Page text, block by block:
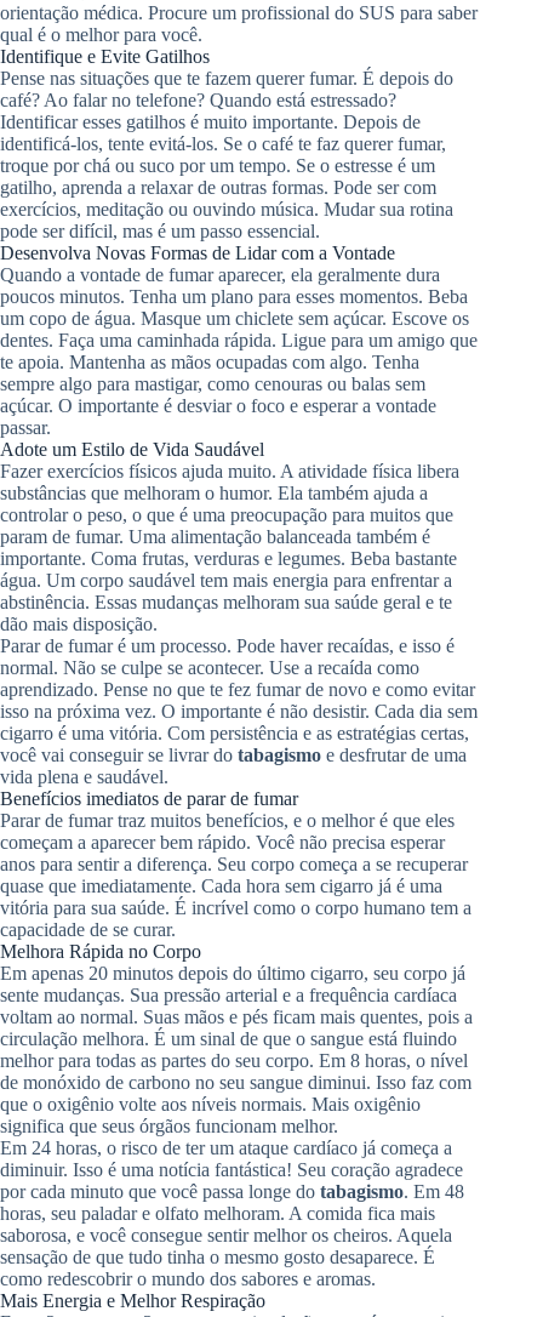
orientação médica. Procure um profissional do SUS para saber
qual é o melhor para você.
Identifique e Evite Gatilhos
Pense nas situações que te fazem querer fumar. É depois do
café? Ao falar no telefone? Quando está estressado?
Identificar esses gatilhos é muito importante. Depois de
identificá-los, tente evitá-los. Se o café te faz querer fumar,
troque por chá ou suco por um tempo. Se o estresse é um
gatilho, aprenda a relaxar de outras formas. Pode ser com
exercícios, meditação ou ouvindo música. Mudar sua rotina
pode ser difícil, mas é um passo essencial.
Desenvolva Novas Formas de Lidar com a Vontade
Quando a vontade de fumar aparecer, ela geralmente dura
poucos minutos. Tenha um plano para esses momentos. Beba
um copo de água. Masque um chiclete sem açúcar. Escove os
dentes. Faça uma caminhada rápida. Ligue para um amigo que
te apoia. Mantenha as mãos ocupadas com algo. Tenha
sempre algo para mastigar, como cenouras ou balas sem
açúcar. O importante é desviar o foco e esperar a vontade
passar.
Adote um Estilo de Vida Saudável
Fazer exercícios físicos ajuda muito. A atividade física libera
substâncias que melhoram o humor. Ela também ajuda a
controlar o peso, o que é uma preocupação para muitos que
param de fumar. Uma alimentação balanceada também é
importante. Coma frutas, verduras e legumes. Beba bastante
água. Um corpo saudável tem mais energia para enfrentar a
abstinência. Essas mudanças melhoram sua saúde geral e te
dão mais disposição.
Parar de fumar é um processo. Pode haver recaídas, e isso é
normal. Não se culpe se acontecer. Use a recaída como
aprendizado. Pense no que te fez fumar de novo e como evitar
isso na próxima vez. O importante é não desistir. Cada dia sem
cigarro é uma vitória. Com persistência e as estratégias certas,
você vai conseguir se livrar do tabagismo e desfrutar de uma
vida plena e saudável.
Benefícios imediatos de parar de fumar
Parar de fumar traz muitos benefícios, e o melhor é que eles
começam a aparecer bem rápido. Você não precisa esperar
anos para sentir a diferença. Seu corpo começa a se recuperar
quase que imediatamente. Cada hora sem cigarro já é uma
vitória para sua saúde. É incrível como o corpo humano tem a
capacidade de se curar.
Melhora Rápida no Corpo
Em apenas 20 minutos depois do último cigarro, seu corpo já
sente mudanças. Sua pressão arterial e a frequência cardíaca
voltam ao normal. Suas mãos e pés ficam mais quentes, pois a
circulação melhora. É um sinal de que o sangue está fluindo
melhor para todas as partes do seu corpo. Em 8 horas, o nível
de monóxido de carbono no seu sangue diminui. Isso faz com
que o oxigênio volte aos níveis normais. Mais oxigênio
significa que seus órgãos funcionam melhor.
Em 24 horas, o risco de ter um ataque cardíaco já começa a
diminuir. Isso é uma notícia fantástica! Seu coração agradece
por cada minuto que você passa longe do tabagismo. Em 48
horas, seu paladar e olfato melhoram. A comida fica mais
saborosa, e você consegue sentir melhor os cheiros. Aquela
sensação de que tudo tinha o mesmo gosto desaparece. É
como redescobrir o mundo dos sabores e aromas.
Mais Energia e Melhor Respiração